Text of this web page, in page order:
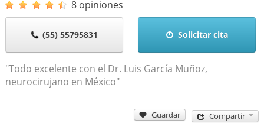
8 opiniones
(55) 55795831 Solicitar cita
"Todo excelente con el Dr. Luis García Muñoz,
neurocirujano en México"
Guardar Compartir